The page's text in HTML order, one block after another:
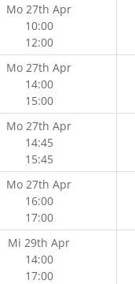
Mo 27th Apr
10:00
12:00
Mo 27th Apr
14:00
15:00
Mo 27th Apr
14:45
15:45
Mo 27th Apr
16:00
17:00
Mi 29th Apr
14:00
17:00